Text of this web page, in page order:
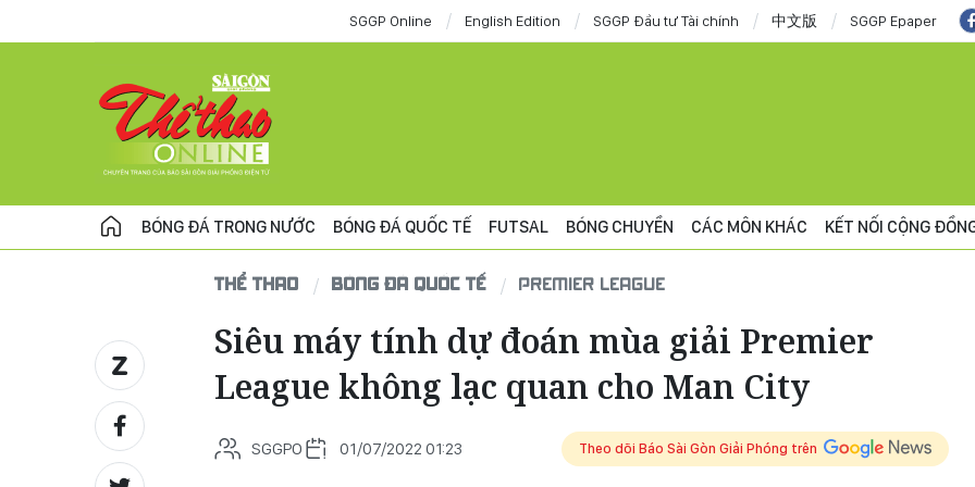
SGGP Online English Edition SGGP Đầu tư Tài chính 中文版 SGGP Epaper
BÓNG ĐÁ TRONG NƯỚC BÓNG ĐÁ QUỐC TẾ FUTSAL BÓNG CHUYỀN CÁC MÔN KHÁC KẾT NỐI CỘNG
THỂ THAO BÓNG ĐÁ QUỐC TẾ PREMIER LEAGUE
Siêu máy tính dự đoán mùa giải Premier
League không lạc quan cho Man City
SGGPO 01/07/2022 01:23 Theo dõi Báo Sài Gòn Giải Phóng trên